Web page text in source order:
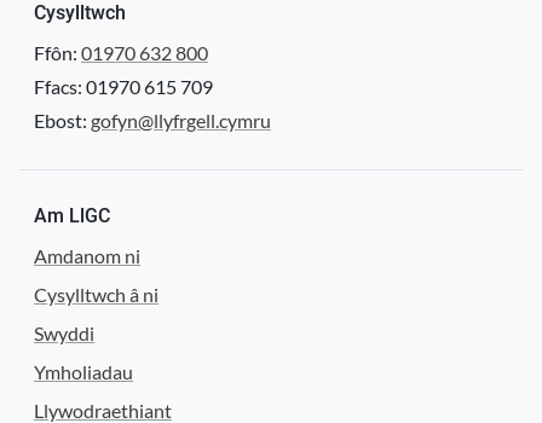
Cysylltwch
Ffôn: 01970 632 800
Ffacs: 01970 615 709
Ebost: gofyn@llyfrgell.cymru
Am LlGC
Amdanom ni
Cysylltwch â ni
Swyddi
Ymholiadau
Llywodraethiant